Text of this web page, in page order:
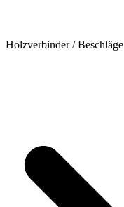
Holzverbinder / Beschläge